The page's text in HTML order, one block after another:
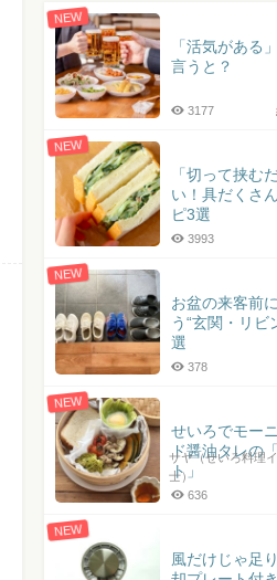
NEW
「活気がある
言うと？
3177
NEW
「切って挟む
い！具だくさ
ピ3選
3993
NEW
お盆の来客前
う“玄関・リビ
選
378
NEW
せいろでモー
ド醤油タレの
ト」
サヤ（せいろ料理
士）
636
NEW
風だけじゃ足